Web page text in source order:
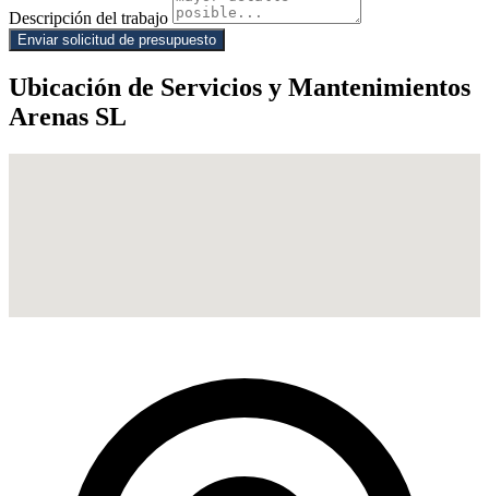
Descripción del trabajo
Enviar solicitud de presupuesto
Ubicación de Servicios y Mantenimientos
Arenas SL